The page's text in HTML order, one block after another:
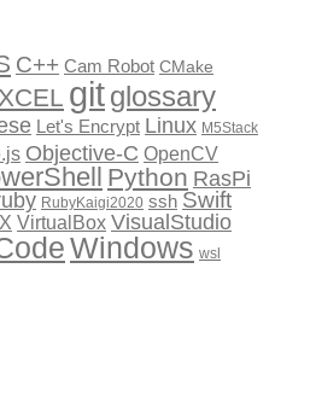
C++ Cam Robot CMake
gitglossary
Let's Encrypt Linux M5Stack
Objective-C OpenCV
Python RasPi
RubyKaigi2020 ssh Swift
VirtualBox VisualStudio
Windows wsl